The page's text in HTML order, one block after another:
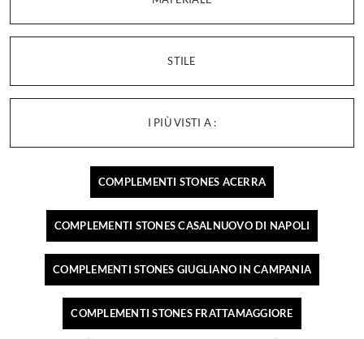
STILE
I PIÙ VISTI A :
COMPLEMENTI STONES ACERRA
COMPLEMENTI STONES CASALNUOVO DI NAPOLI
COMPLEMENTI STONES GIUGLIANO IN CAMPANIA
COMPLEMENTI STONES FRATTAMAGGIORE